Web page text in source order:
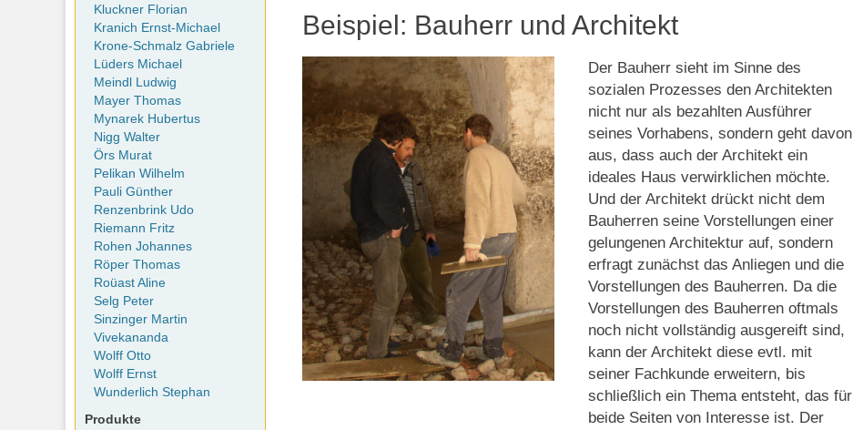
Beispiel: Bauherr und Architekt
Der Bauherr sieht im Sinne des
sozialen Prozesses den Architekten
nicht nur als bezahlten Ausführer
seines Vorhabens, sondern geht davon
aus, dass auch der Architekt ein
ideales Haus verwirklichen möchte.
Und der Architekt drückt nicht dem
Bauherren seine Vorstellungen einer
gelungenen Architektur auf, sondern
erfragt zunächst das Anliegen und die
Vorstellungen des Bauherren. Da die
Vorstellungen des Bauherren oftmals
noch nicht vollständig ausgereift sind,
kann der Architekt diese evtl. mit
seiner Fachkunde erweitern, bis
schließlich ein Thema entsteht, das für
beide Seiten von Interesse ist. Der
Kluckner Florian
Kranich Ernst-Michael
Krone-Schmalz Gabriele
Lüders Michael
Meindl Ludwig
Mayer Thomas
Mynarek Hubertus
Nigg Walter
Örs Murat
Pelikan Wilhelm
Pauli Günther
Renzenbrink Udo
Riemann Fritz
Rohen Johannes
Röper Thomas
Roüast Aline
Selg Peter
Sinzinger Martin
Vivekananda
Wolff Otto
Wolff Ernst
Wunderlich Stephan
Produkte